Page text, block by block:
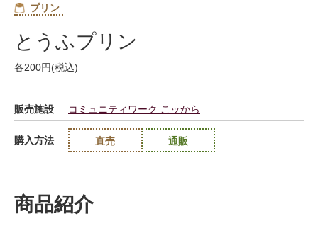
プリン
とうふプリン
各200円(税込)
販売施設 コミュニティワーク こッから
購入方法 直売 通販
商品紹介